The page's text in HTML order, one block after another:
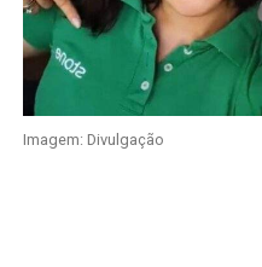
Imagem: Divulgação